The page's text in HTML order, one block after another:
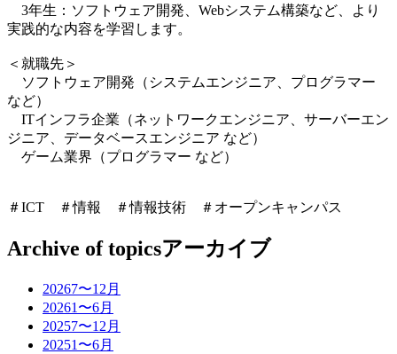
3年生：ソフトウェア開発、Webシステム構築など、より
実践的な内容を学習します。
＜就職先＞
ソフトウェア開発（システムエンジニア、プログラマー
など）
ITインフラ企業（ネットワークエンジニア、サーバーエン
ジニア、データベースエンジニア など）
ゲーム業界（プログラマー など）
＃ICT ＃情報 ＃情報技術 ＃オープンキャンパス
Archive of topicsアーカイブ
20267〜12月
20261〜6月
20257〜12月
20251〜6月